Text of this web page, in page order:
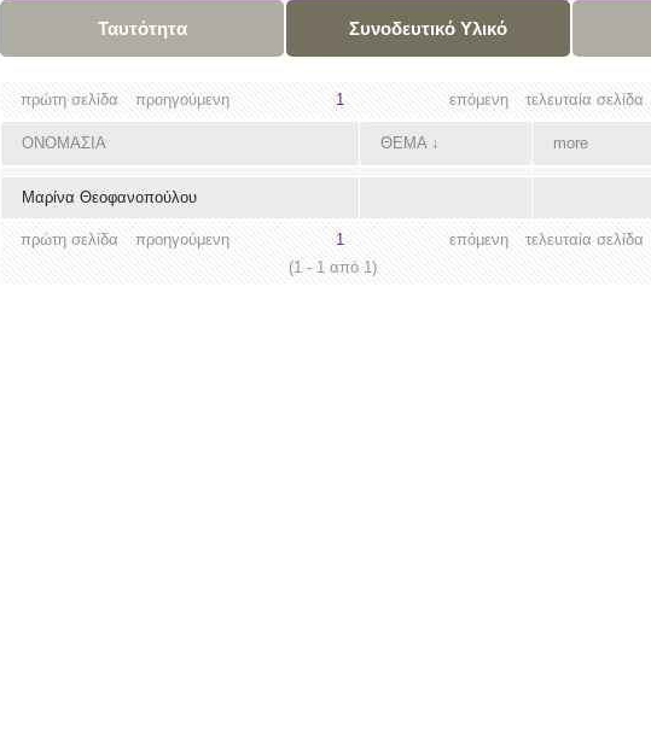
Ταυτότητα Συνοδευτικό Υλικό
τελευταία σελίδα
επόμενη
πρώτη σελίδα προηγούμενη 1
ΟΝΟΜΑΣΙΑ ΘΕΜΑ↓ more
Μαρίνα Θεοφανοπούλου
τελευταία σελίδα
επόμενη
πρώτη σελίδα προηγούμενη
1
(1 - 1 από 1)